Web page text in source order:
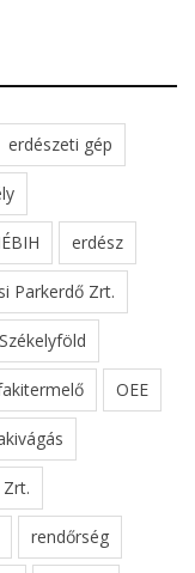
erdészeti gép
erdész
Parkerdő Zrt.
Székelyföld
OEE
rendőrség